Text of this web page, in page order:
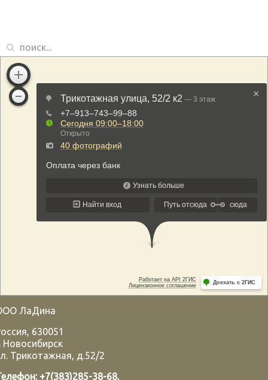
ЛаДина
, 630051
Новосибирск
Трикотажная, д.52/2
+7(383)285-38-68,